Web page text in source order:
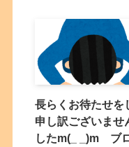
長らくお待たせを
申し訳ございませ
したm(_ _)m ブ